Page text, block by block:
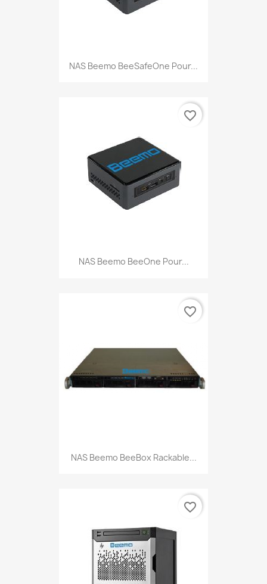
NAS Beemo BeeSafeOne Pour...
NAS Beemo BeeOne Pour...
favorite_border
NAS Beemo BeeBox Rackable...
favorite_border
favorite_border